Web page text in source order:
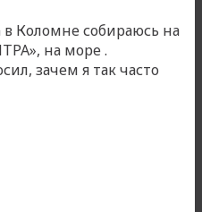
Коломне собираюсь на
на море .
зачем я так часто